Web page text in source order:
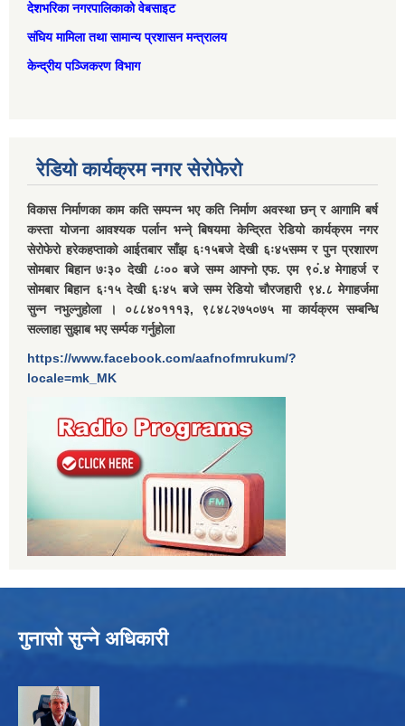
देशभरिका नगरपालिकाको वेबसाइट
संघिय मामिला तथा सामान्‍य प्रशासन मन्त्रालय
केन्द्रीय पञ्जिकरण विभाग
रेडियो कार्यक्रम नगर सेरोफेरो
विकास निर्माणका काम कति सम्पन्न भए कति निर्माण अवस्था छन् र आगामि बर्ष
कस्ता योजना आवश्यक पर्लान भन्ने् बिषयमा केन्द्रित रेडियो कार्यक्रम नगर
सेरोफेरो हरेकहप्ताको आईतबार साँझ ६ः१५बजे देखी ६ः४५सम्म र पुन प्रशारण
सोमबार बिहान ७ः३० देखी ८ः०० बजे सम्म आफ्नो एफ. एम ९०ं.४ मेगाहर्ज र
सोमबार बिहान ६ः१५ देखी ६ः४५ बजे सम्म रेडियो चौरजहारी ९४.८ मेगाहर्जमा
सुन्न नभुल्नुहोला । ०८८४०१११३, ९८४८२७५०७५ मा कार्यक्रम सम्बन्धि
सल्लाहा सुझाब भए सर्म्पक गर्नुहोला
https://www.facebook.com/aafnofmrukum/?
locale=mk_MK
गुनासो सुन्ने अधिकारी